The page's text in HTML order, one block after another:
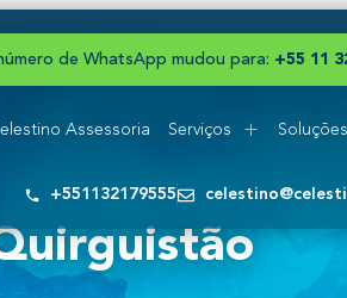
de WhatsApp mudou para: +55 1 1 3
Assessoria Serviços Soluções
+551132179555